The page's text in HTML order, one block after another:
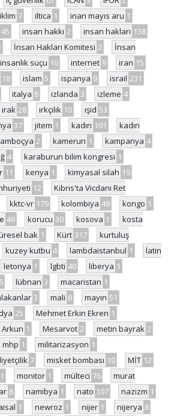
iklim 7 iltica 1 inan mayıs aru 1
45 insan hakkı 2 insan hakları 138
İnsan Hakları Komitesi 2
İnsan
insanlık suçu 10 internet 9 iran 15
18 islam 5 ispanya 9 israil 231
italya 8 izlanda 3 izleme 4
ırak 28 ırkçılık 10 ışid 53
37 jitem 1 kadın 101
kadın
2 kamerun 1 kampanya 4
4 karaburun bilim kongresi 1
11 kenya 1 kimyasal silah 19
12
Kıbrıs'ta Vicdani Ret
kktc-vr 179 kolombiya 48 kongo 1
49 korucu 30 kosova 1
kosta
bak 1 Kürt 317
kurtuluş
kuzey kutbu 4 lambdaistanbul 1
latin
letonya 1 lgbti 40 liberya 1
6 lübnan 3 macaristan 1
3 mali 8 mayın 51
25 Mehmet Erkin Ekren 1
1 Mesarvot 2 metin bayrak 2
mhp 1 militarizasyon 1
7 misket bombası 10 MİT 12
1 monitor 1 mülteci 76
murat
8 namibya 1 nato 107 nazizm 1
1 newroz 1 nijer 1 nijerya 8